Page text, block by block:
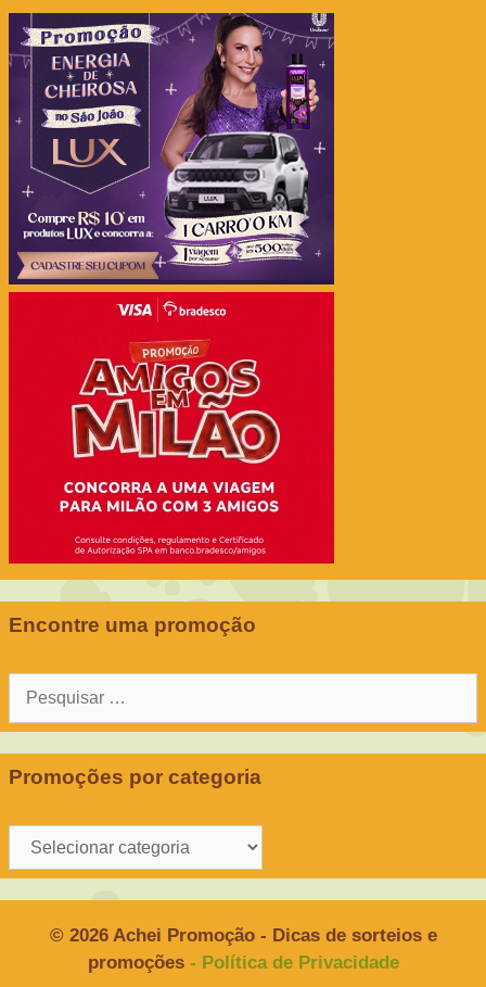
Encontre uma promoção
Pesquisar
Promoções por categoria
Promoções
por
© 2026 Achei Promoção - Dicas de sorteios e
promoções - Política de Privacidade